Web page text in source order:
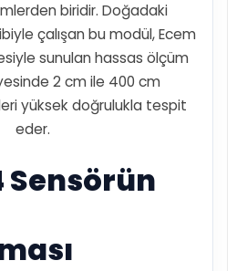
biridir. Doğadaki
çalışan bu modül, Ecem
sunulan hassas ölçüm
2 cm ile 400 cm
yüksek doğrulukla tespit
eder.
Sensörün